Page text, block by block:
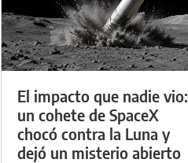
El impacto que nadie vio:
un cohete de SpaceX
chocó contra la Luna y
dejó un misterio abierto